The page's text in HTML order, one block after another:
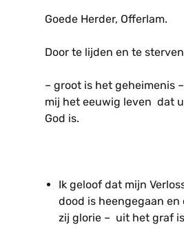
Goede Herder, Offerlam.
Door te lijden en te sterven
– groot is het geheimenis
mij het eeuwig leven dat
God is.
Ik geloof dat mijn
dood is heengegaan en
zij glorie – uit het graf